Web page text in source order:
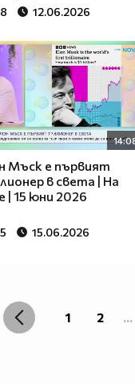
12.06.2026
Мъск е първият
в света | На
| 15 юни 2026
15.06.2026
1 2 ...